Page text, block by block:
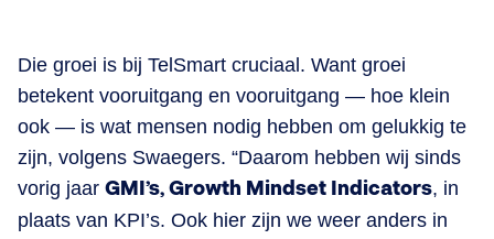
Die groei is bij TelSmart cruciaal. Want groei
betekent vooruitgang en vooruitgang — hoe klein
ook — is wat mensen nodig hebben om gelukkig te
zijn, volgens Swaegers. “Daarom hebben wij sinds
vorig jaar GMI’s, Growth Mindset Indicators, in
plaats van KPI’s. Ook hier zijn we weer anders in